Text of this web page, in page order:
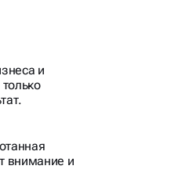
и
внимание и